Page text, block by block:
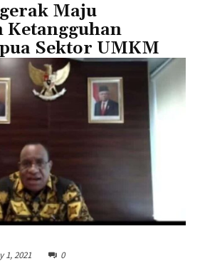
Maju
Ketangguhan
Sektor UMKM
1, 2021 0